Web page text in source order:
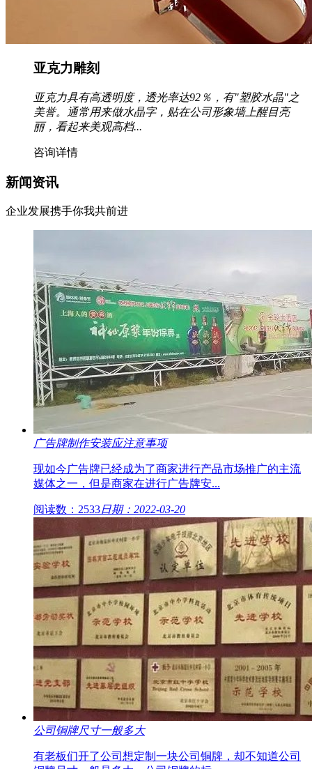
亚克力雕刻
亚克力具有高透明度，透光率达92％，有"塑胶水晶"之
美誉。通常用来做水晶字，贴在公司形象墙上醒目亮
丽，看起来美观高档...
咨询详情
新闻资讯
企业发展携手你我共前进
广告牌制作安装应注意事项
现如今广告牌已经成为了商家进行产品市场推广的主流
媒体之一，但是商家在进行广告牌安...
阅读数：2533日期：2022-03-20
公司铜牌尺寸一般多大
有老板们开了公司想定制一块公司铜牌，却不知道公司